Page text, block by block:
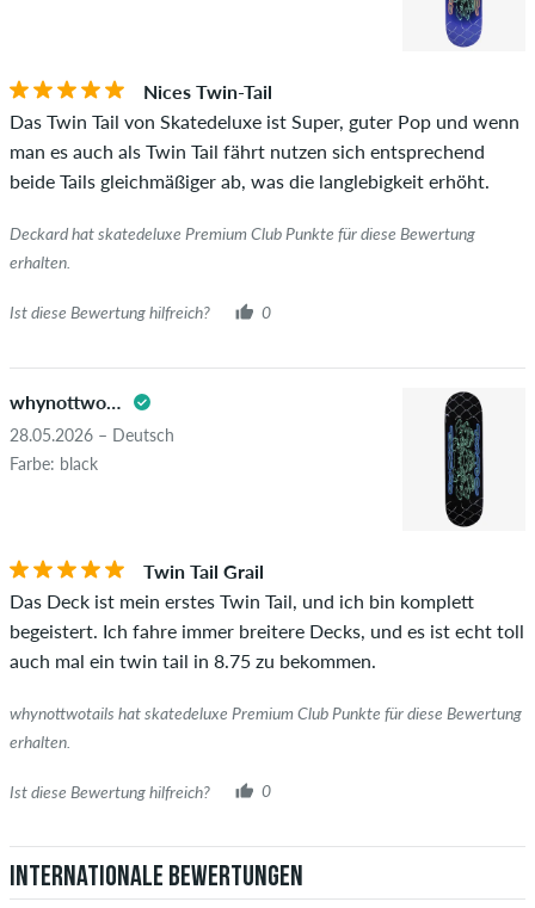
Die Sternebewertung des Artikels ist der Durchschnitt aller
Ob die Bewertung von einer Person stammt, die diesen
Artikel wirklich gekauft hat, erkennst du am grünen Haken
neben dem Namen mit dem Zusatz "Verifizierter Kauf". Bei
diesen Personen wurde der Kauf anhand ihrer Bestellungen
leider nicht garantieren, dass die Personen den Artikel
wirklich besitzen oder besessen haben.
Nices Twin-Tail
Das Twin Tail von Skatedeluxe ist Super, guter Pop und wenn
man es auch als Twin Tail fährt nutzen sich entsprechend
beide Tails gleichmäßiger ab, was die langlebigkeit erhöht.
Deckard hat skatedeluxe Premium Club Punkte für diese Bewertung
erhalten.
Ist diese Bewertung hilfreich? 0
28.05.2026 – Deutsch
Farbe: black
Twin Tail Grail
Das Deck ist mein erstes Twin Tail, und ich bin komplett
begeistert. Ich fahre immer breitere Decks, und es ist echt toll
auch mal ein twin tail in 8.75 zu bekommen.
whynottwotails hat skatedeluxe Premium Club Punkte für diese Bewertung
erhalten.
Ist diese Bewertung hilfreich? 0
Internationale Bewertungen